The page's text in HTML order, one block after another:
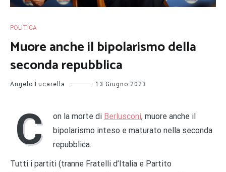
POLITICA
Muore anche il bipolarismo della
seconda repubblica
Angelo Lucarella 13 Giugno 2023
C on la morte di Berlusconi, muore anche il
bipolarismo inteso e maturato nella seconda
repubblica.
Tutti i partiti (tranne Fratelli d’Italia e Partito